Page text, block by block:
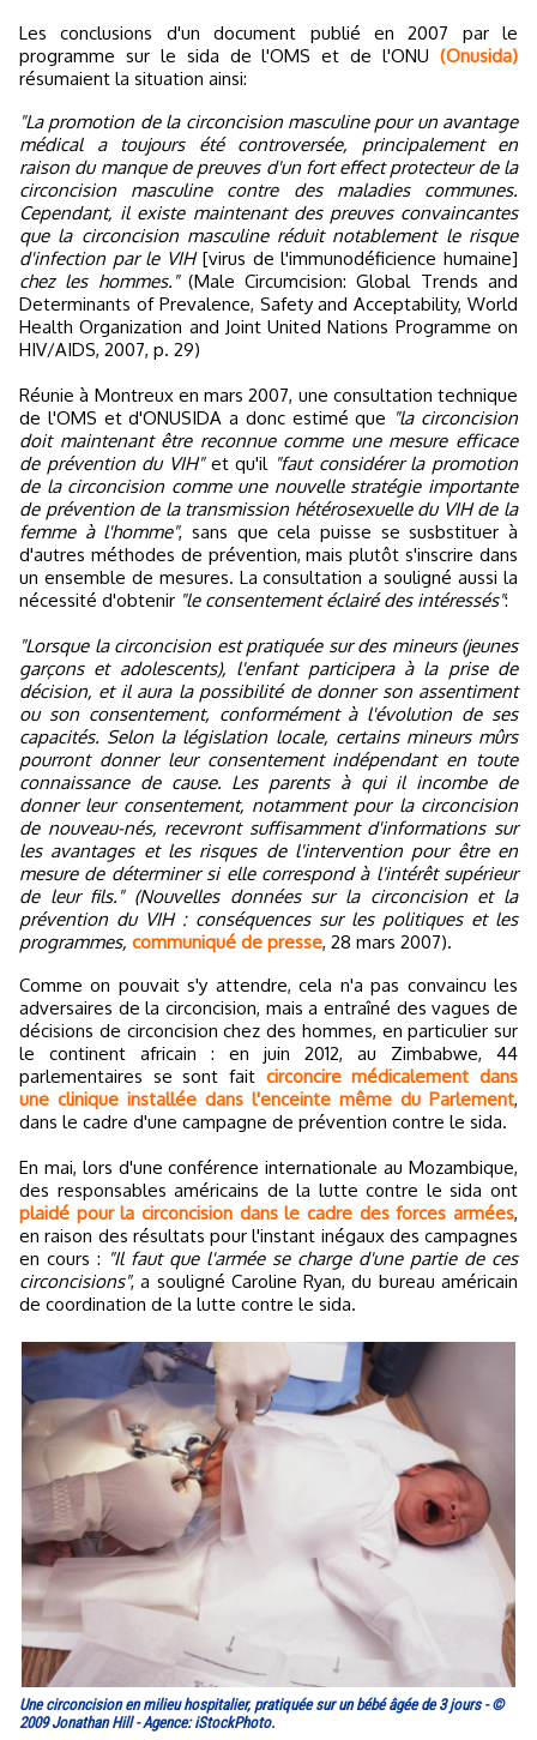
Les conclusions d'un document publié en 2007 par le
programme sur le sida de l'OMS et de l'ONU (Onusida)
résumaient la situation ainsi:
"La promotion de la circoncision masculine pour un avantage
médical a toujours été controversée, principalement en
raison du manque de preuves d'un fort effect protecteur de la
circoncision masculine contre des maladies communes.
Cependant, il existe maintenant des preuves convaincantes
que la circoncision masculine réduit notablement le risque
d'infection par le VIH [virus de l'immunodéficience humaine]
chez les hommes." (Male Circumcision: Global Trends and
Determinants of Prevalence, Safety and Acceptability, World
Health Organization and Joint United Nations Programme on
HIV/AIDS, 2007, p. 29)
Réunie à Montreux en mars 2007, une consultation technique
de l'OMS et d'ONUSIDA a donc estimé que "la circoncision
doit maintenant être reconnue comme une mesure efficace
de prévention du VIH"et qu'il "faut considérer la promotion
de la circoncision comme une nouvelle stratégie importante
de prévention de la transmission hétérosexuelle du VIH de la
femme à l'homme", sans que cela puisse se susbstituer à
d'autres méthodes de prévention, mais plutôt s'inscrire dans
un ensemble de mesures. La consultation a souligné aussi la
nécessité d'obtenir "le consentement éclairé des intéressés":
"Lorsque la circoncision est pratiquée sur des mineurs (jeunes
garçons et adolescents), l'enfant participera à la prise de
décision, et il aura la possibilité de donner son assentiment
ou son consentement, conformément à l'évolution de ses
capacités. Selon la législation locale, certains mineurs mûrs
pourront donner leur consentement indépendant en toute
connaissance de cause. Les parents à qui il incombe de
donner leur consentement, notamment pour la circoncision
de nouveau-nés, recevront suffisamment d'informations sur
les avantages et les risques de l'intervention pour être en
mesure de déterminer si elle correspond à l'intérêt supérieur
de leur fils." (Nouvelles données sur la circoncision et la
prévention du VIH : conséquences sur les politiques et les
programmes, communiqué de presse, 28 mars 2007).
Comme on pouvait s'y attendre, cela n'a pas convaincu les
adversaires de la circoncision, mais a entraîné des vagues de
décisions de circoncision chez des hommes, en particulier sur
le continent africain : en juin 2012, au Zimbabwe, 44
parlementaires se sont fait circoncire médicalement dans
une clinique installée dans l'enceinte même du Parlement,
dans le cadre d'une campagne de prévention contre le sida.
En mai, lors d'une conférence internationale au Mozambique,
des responsables américains de la lutte contre le sida ont
plaidé pour la circoncision dans le cadre des forces armées,
en raison des résultats pour l'instant inégaux des campagnes
en cours : "Il faut que l'armée se charge d'une partie de ces
circoncisions", a souligné Caroline Ryan, du bureau américain
de coordination de la lutte contre le sida.
Une circoncision en milieu hospitalier, pratiquée sur un bébé âgée de 3 jours - ©
2009 Jonathan Hill - Agence: iStockPhoto.